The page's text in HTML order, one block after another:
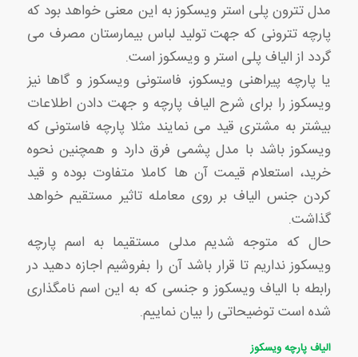
مدل تترون پلی استر ویسکوز به این معنی خواهد بود که
پارچه تترونی که جهت تولید لباس بیمارستان مصرف می
گردد از الیاف پلی استر و ویسکوز است.
یا پارچه پیراهنی ویسکوز، فاستونی ویسکوز و گاها نیز
ویسکوز را برای شرح الیاف پارچه و جهت دادن اطلاعات
بیشتر به مشتری قید می نمایند مثلا پارچه فاستونی که
ویسکوز باشد با مدل پشمی فرق دارد و همچنین نحوه
خرید، استعلام قیمت آن ها کاملا متفاوت بوده و قید
کردن جنس الیاف بر روی معامله تاثیر مستقیم خواهد
گذاشت.
حال که متوجه شدیم مدلی مستقیما به اسم پارچه
ویسکوز نداریم تا قرار باشد آن را بفروشیم اجازه دهید در
رابطه با الیاف ویسکوز و جنسی که به این اسم نامگذاری
شده است توضیحاتی را بیان نماییم.
الیاف پارچه ویسکوز